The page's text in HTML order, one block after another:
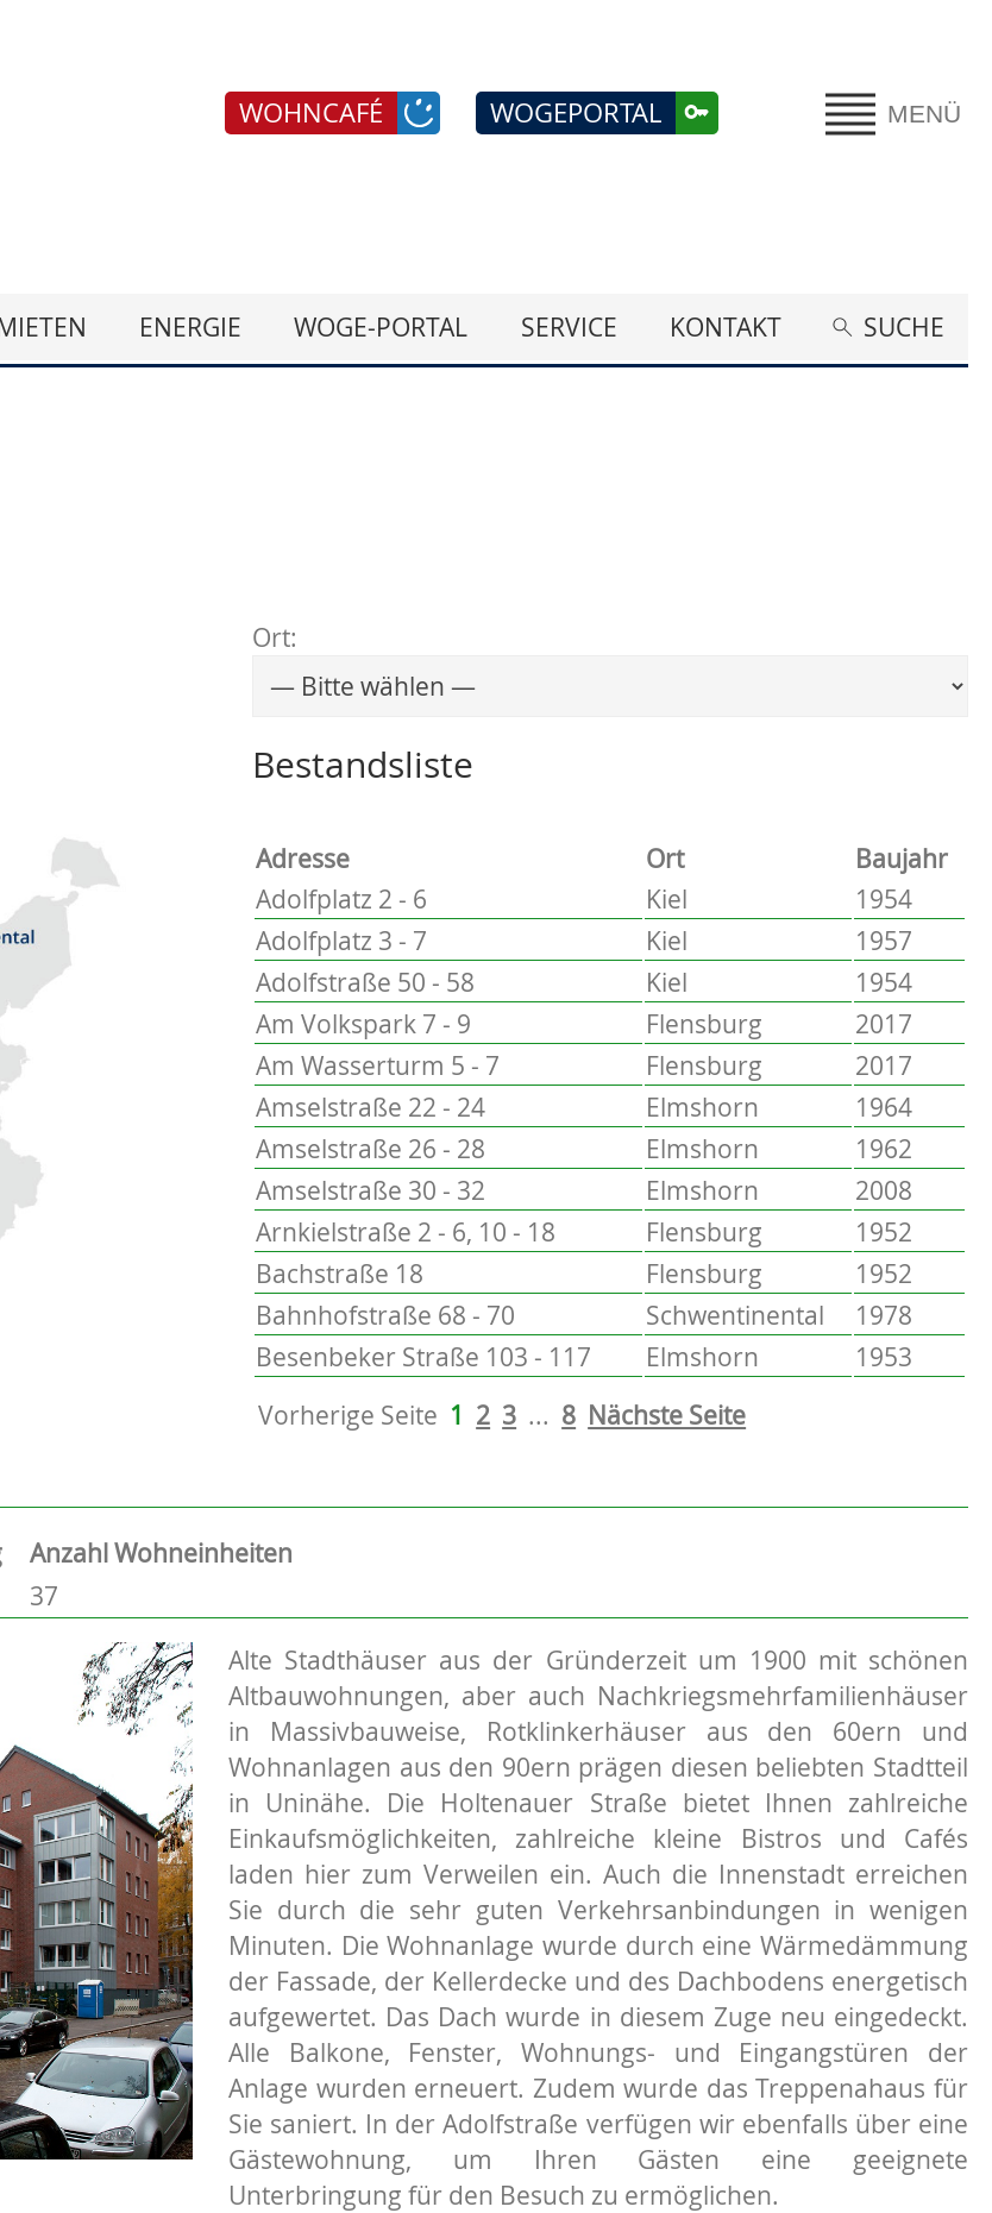
MENÜ
WOGEPORTAL
WOHNCAFÉ
ENERGIE WOGE-PORTAL SERVICE KONTAKT SUCHE
Ort:
Wählen Sie einen Ort, um zur entsprechenden Seite zu
Bestandsliste
Adresse Ort
Baujahr
Adolfplatz 2 - 6
Kiel
1954
Adolfplatz 3 - 7
Kiel
1957
Adolfstraße 50 - 58
Kiel
1954
Am Volkspark 7 - 9
Flensburg
2017
Am Wasserturm 5 - 7
Flensburg
2017
Amselstraße 22 - 24
Elmshorn
1964
Amselstraße 26 - 28
Elmshorn
1962
Amselstraße 30 - 32
Elmshorn
2008
Arnkielstraße 2 - 6, 10 - 18
Flensburg
1952
Bachstraße 18
Flensburg
1952
Bahnhofstraße 68 - 70
Schwentinental
1978
Besenbeker Straße 103 - 117
Elmshorn
1953
Vorherige Seite 1 2 3 ... 8 Nächste Seite
Anzahl Wohneinheiten
37
Alte Stadthäuser aus der Gründerzeit um 1900 mit schönen
Altbauwohnungen, aber auch Nachkriegsmehrfamilienhäuser
in Massivbauweise, Rotklinkerhäuser aus den 60ern und
Wohnanlagen aus den 90ern prägen diesen beliebten Stadtteil
in Uninähe. Die Holtenauer Straße bietet Ihnen zahlreiche
Einkaufsmöglichkeiten, zahlreiche kleine Bistros und Cafés
laden hier zum Verweilen ein. Auch die Innenstadt erreichen
Sie durch die sehr guten Verkehrsanbindungen in wenigen
Minuten. Die Wohnanlage wurde durch eine Wärmedämmung
der Fassade, der Kellerdecke und des Dachbodens energetisch
aufgewertet. Das Dach wurde in diesem Zuge neu eingedeckt.
Alle Balkone, Fenster, Wohnungs- und Eingangstüren der
Anlage wurden erneuert. Zudem wurde das Treppenahaus für
Sie saniert. In der Adolfstraße verfügen wir ebenfalls über eine
Gästewohnung, um Ihren Gästen eine geeignete
Unterbringung für den Besuch zu ermöglichen.